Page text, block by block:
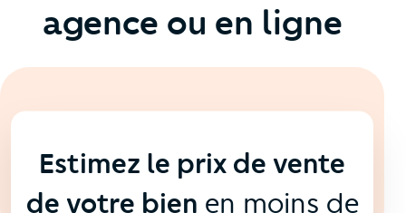
agence ou en ligne
Estimez le prix de vente
de votre bien en moins de